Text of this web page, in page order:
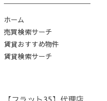
ホーム
売買検索サーチ
賃貸おすすめ物件
賃貸検索サーチ